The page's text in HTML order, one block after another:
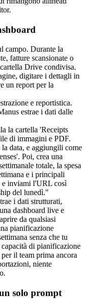
campo. Durante la
fatture scansionate o
Drive condivisa.
digitare i dettagli in
un report per la
e reportistica.
la cartella 'Receipts
di immagini e PDF.
data, e aggiungili come
Poi, crea una
totale, la spesa
e i principali
inviami l'URL così
del lunedì."
i dati strutturati,
dashboard live e
da qualsiasi
pianificazione
senza che tu
di pianificazione
il team prima ancora
niente
solo prompt